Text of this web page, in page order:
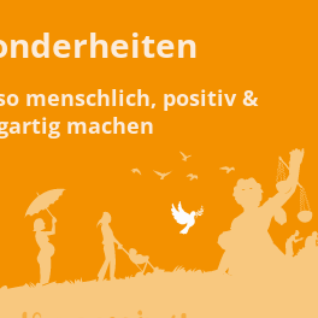
menschlich, positiv &
machen